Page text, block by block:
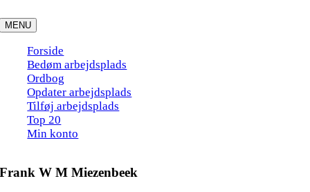
to
content
MENU
Forside
Bedøm arbejdsplads
Ordbog
Opdater arbejdsplads
Tilføj arbejdsplads
Top 20
Min konto
Frank W M Miezenbeek